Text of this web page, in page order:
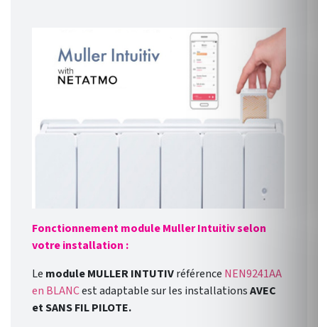
Fonctionnement module Muller Intuitiv selon
votre installation :
Le module MULLER INTUTIVréférence NEN9241AA
en BLANCest adaptable sur les installationsAVEC
et SANS FIL PILOTE.